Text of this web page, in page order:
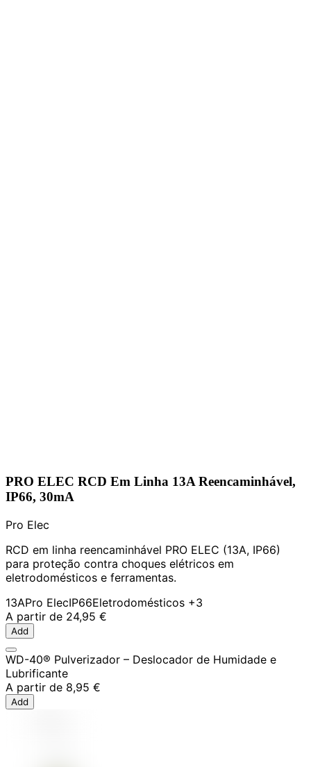
PRO ELEC RCD Em Linha 13A Reencaminhável,
IP66, 30mA
Pro Elec
RCD em linha reencaminhável PRO ELEC (13A, IP66)
para proteção contra choques elétricos em
eletrodomésticos e ferramentas.
13APro ElecIP66Eletrodomésticos +3
A partir de 24,95 €
Add
WD-40® Pulverizador – Deslocador de Humidade e
Lubrificante
A partir de 8,95 €
Add